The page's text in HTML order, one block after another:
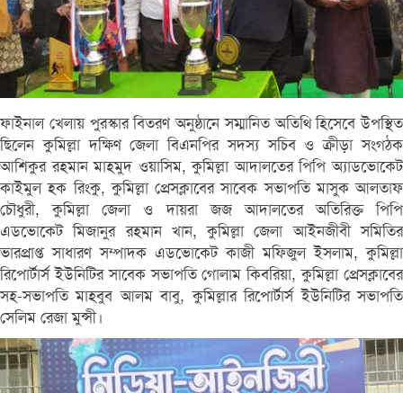
ফাইনাল খেলায় পুরস্কার বিতরণ অনুষ্ঠানে সম্মানিত অতিথি হিসেবে উপস্থিত
ছিলেন কুমিল্লা দক্ষিণ জেলা বিএনপির সদস্য সচিব ও ক্রীড়া সংগঠক
আশিকুর রহমান মাহমুদ ওয়াসিম, কুমিল্লা আদালতের পিপি অ্যাডভোকেট
কাইমুল হক রিংকু, কুমিল্লা প্রেসক্লাবের সাবেক সভাপতি মাসুক আলতাফ
চৌধুরী, কুমিল্লা জেলা ও দায়রা জজ আদালতের অতিরিক্ত পিপি
এডভোকেট মিজানুর রহমান খান, কুমিল্লা জেলা আইনজীবী সমিতির
ভারপ্রাপ্ত সাধারণ সম্পাদক এডভোকেট কাজী মফিজুল ইসলাম, কুমিল্লা
রিপোর্টার্স ইউনিটির সাবেক সভাপতি গোলাম কিবরিয়া, কুমিল্লা প্রেসক্লাবের
সহ-সভাপতি মাহবুব আলম বাবু, কুমিল্লার রিপোর্টার্স ইউনিটির সভাপতি
সেলিম রেজা মুন্সী।